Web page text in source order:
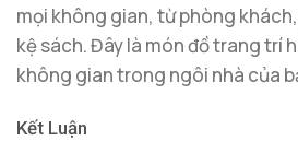
mọi không gian, từ phòng
kệ sách. Đây là món đồ trang trí
không gian trong ngôi nhà của
Kết Luận